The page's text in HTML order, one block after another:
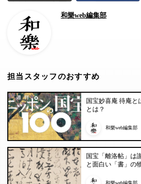
和樂web編集部
担当スタッフのおすすめ
国宝妙喜庵 待庵と
とは？
和樂web編集部
国宝「離洛帖」は
と面白い「書」の
和樂web編集部